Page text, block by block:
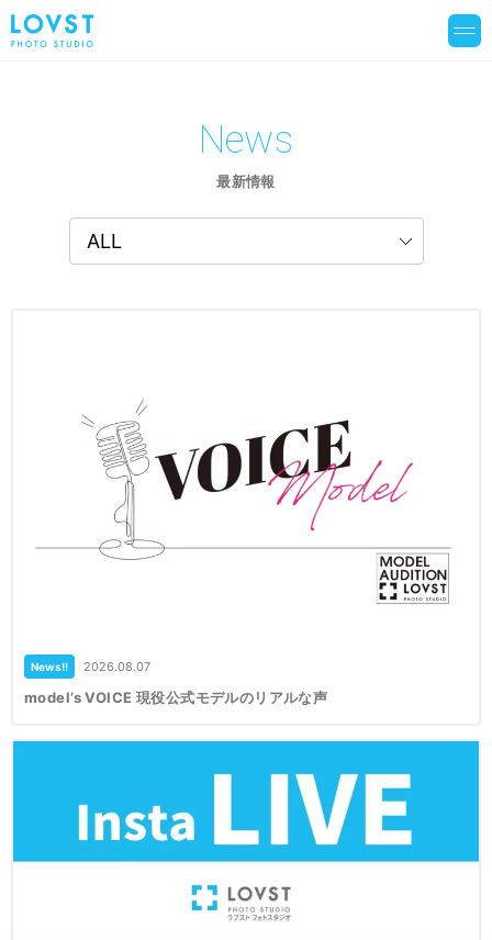
News
最新情報
News!! 2026.08.07
model’s VOICE 現役公式モデルのリアルな声